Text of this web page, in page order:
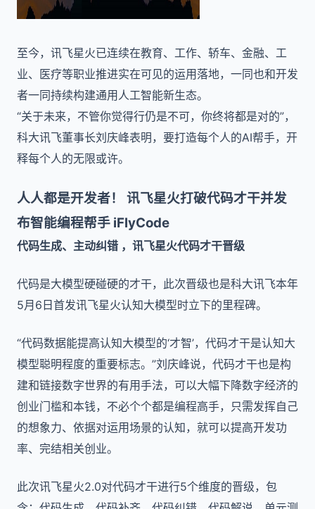
至今，讯飞星火已连续在教育、工作、轿车、金融、工
业、医疗等职业推进实在可见的运用落地，一同也和开发
者一同持续构建通用人工智能新生态。
“关于未来，不管你觉得行仍是不可，你终将都是对的”，
科大讯飞董事长刘庆峰表明，要打造每个人的AI帮手，开
释每个人的无限或许。
人人都是开发者！ 讯飞星火打破代码才干并发
布智能编程帮手 iFlyCode
代码生成、主动纠错 ，讯飞星火代码才干晋级
代码是大模型硬碰硬的才干，此次晋级也是科大讯飞本年
5月6日首发讯飞星火认知大模型时立下的里程碑。
“代码数据能提高认知大模型的‘才智’，代码才干是认知大
模型聪明程度的重要标志。”刘庆峰说，代码才干也是构
建和链接数字世界的有用手法，可以大幅下降数字经济的
创业门槛和本钱，不必个个都是编程高手，只需发挥自己
的想象力、依据对运用场景的认知，就可以提高开发功
率、完结相关创业。
此次讯飞星火2.0对代码才干进行5个维度的晋级，包